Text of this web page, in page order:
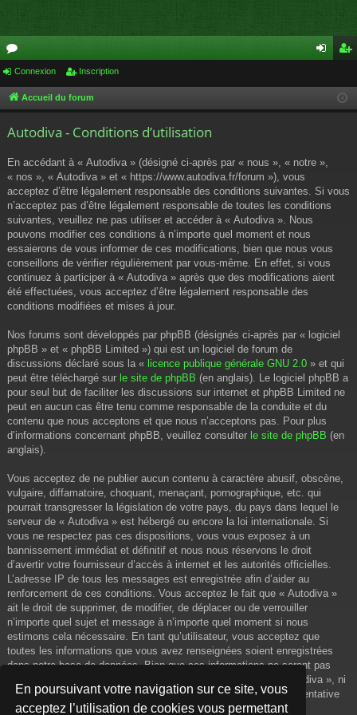
En poursuivant votre navigation sur ce site, vous
acceptez l’utilisation de cookies vous permettant
or
u cri
Connexion Inscription
Accueil du forum
Autodiva - Conditions d’utilisation
En accédant à « Autodiva » (désigné ci-après par « nous », « notre »,
« nos », « Autodiva » et « https://www.autodiva.fr/forum »), vous
acceptez d’être légalement responsable des conditions suivantes. Si vous
n’acceptez pas d’être légalement responsable de toutes les conditions
suivantes, veuillez ne pas utiliser et accéder à « Autodiva ». Nous
pouvons modifier ces conditions à n’importe quel moment et nous
essaierons de vous informer de ces modifications, bien que nous vous
conseillons de vérifier régulièrement par vous-même. En effet, si vous
continuez à participer à « Autodiva » après que des modifications aient
été effectuées, vous acceptez d’être légalement responsable des
conditions modifiées et mises à jour.
Nos forums sont développés par phpBB (désignés ci-après par « logiciel
phpBB » et « phpBB Limited ») qui est un logiciel de forum de
discussions déclaré sous la « licence publique générale GNU 2.0 » et qui
peut être téléchargé sur le site de phpBB (en anglais). Le logiciel phpBB a
pour seul but de faciliter les discussions sur internet et phpBB Limited ne
peut en aucun cas être tenu comme responsable de la conduite et du
contenu que nous acceptons et que nous n’acceptons pas. Pour plus
d’informations concernant phpBB, veuillez consulter le site de phpBB (en
anglais).
Vous acceptez de ne publier aucun contenu à caractère abusif, obscène,
vulgaire, diffamatoire, choquant, menaçant, pornographique, etc. qui
pourrait transgresser la législation de votre pays, du pays dans lequel le
serveur de « Autodiva » est hébergé ou encore la loi internationale. Si
vous ne respectez pas ces dispositions, vous vous exposez à un
bannissement immédiat et définitif et nous nous réservons le droit
d’avertir votre fournisseur d’accès à internet et les autorités officielles.
L’adresse IP de tous les messages est enregistrée afin d’aider au
renforcement de ces conditions. Vous acceptez le fait que « Autodiva »
ait le droit de supprimer, de modifier, de déplacer ou de verrouiller
n’importe quel sujet et message à n’importe quel moment si nous
estimons cela nécessaire. En tant qu’utilisateur, vous acceptez que
toutes les informations que vous avez renseignées soient enregistrées
dans notre base de données. Bien que ces informations ne seront pas
diffusées à une tierce partie sans votre consentement, ni « Autodiva », ni
phpBB, ne pourront être tenus comme responsables en cas de tentative
de piratage informatique visant à compromettre vos données.